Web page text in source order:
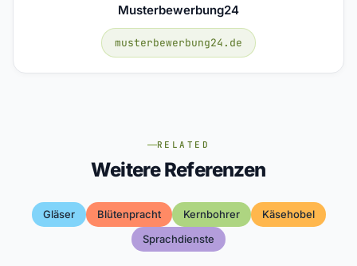
Musterbewerbung24
musterbewerbung24.de
RELATED
Weitere Referenzen
Gläser Blütenpracht Kernbohrer
Käsehobel
Sprachdienste